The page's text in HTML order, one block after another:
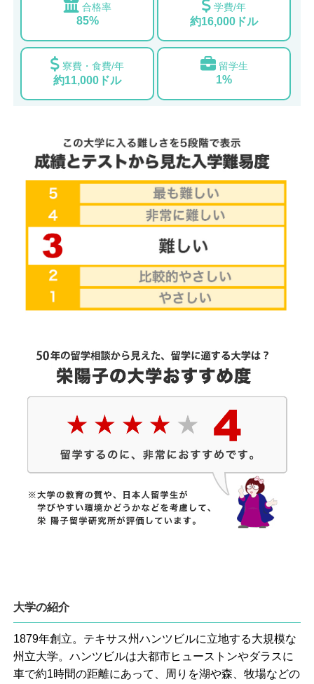
合格率
85%
学費/年
約16,000ドル
寮費・食費/年
約11,000ドル
留学生
1%
大学の紹介
1879年創立。テキサス州ハンツビルに立地する大規模な
州立大学。ハンツビルは大都市ヒューストンやダラスに
車で約1時間の距離にあって、周りを湖や森、牧場などの